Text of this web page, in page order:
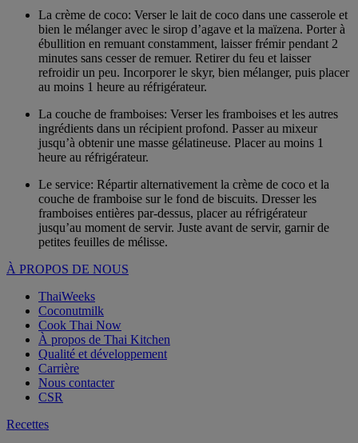
La crème de coco: Verser le lait de coco dans une casserole et
bien le mélanger avec le sirop d’agave et la maïzena. Porter à
ébullition en remuant constamment, laisser frémir pendant 2
minutes sans cesser de remuer. Retirer du feu et laisser
refroidir un peu. Incorporer le skyr, bien mélanger, puis placer
au moins 1 heure au réfrigérateur.
La couche de framboises: Verser les framboises et les autres
ingrédients dans un récipient profond. Passer au mixeur
jusqu’à obtenir une masse gélatineuse. Placer au moins 1
heure au réfrigérateur.
Le service: Répartir alternativement la crème de coco et la
couche de framboise sur le fond de biscuits. Dresser les
framboises entières par-dessus, placer au réfrigérateur
jusqu’au moment de servir. Juste avant de servir, garnir de
petites feuilles de mélisse.
À PROPOS DE NOUS
ThaiWeeks
Coconutmilk
Cook Thai Now
À propos de Thai Kitchen
Qualité et développement
Carrière
Nous contacter
CSR
Recettes